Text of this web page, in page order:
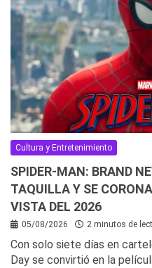
Cultura y Entretenimiento
SPIDER-MAN: BRAND
TAQUILLA Y SE
VISTA DEL 2026
05/08/2026 2 minutos de
Con solo siete días en
Day se convirtió en la